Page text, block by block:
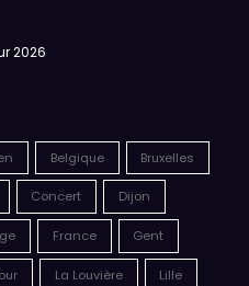
2026
Belgique Bruxelles
Concert Dijon
France Gent
La Louvière Lille